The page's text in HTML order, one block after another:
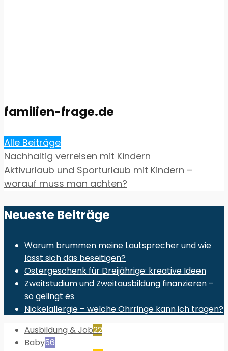
familien-frage.de
Alle Beiträge
Nachhaltig verreisen mit Kindern
Aktivurlaub und Sporturlaub mit Kindern –
worauf muss man achten?
Neueste Beiträge
Warum brummen meine Lautsprecher und wie
lässt sich das beseitigen?
Ostergeschenk für Dreijährige: kreative Ideen
Zweitstudium und Zweitausbildung finanzieren –
so gelingt es
Nickelallergie – welche Ohrringe kann ich tragen?
Ausbildung & Job22
Baby56